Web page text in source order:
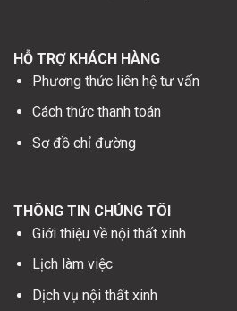
HỖ TRỢ KHÁCH HÀNG
Phương thức liên hệ tư vấn
Cách thức thanh toán
Sơ đồ chỉ đường
THÔNG TIN CHÚNG TÔI
Giới thiệu về nội thất xinh
Lịch làm việc
Dịch vụ nội thất xinh